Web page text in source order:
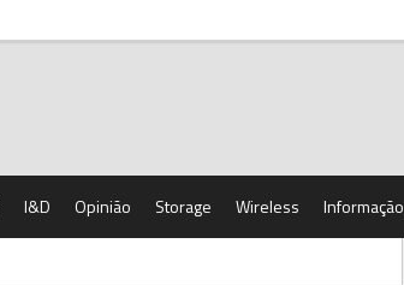
I&D Opinião Storage Wireless Informação